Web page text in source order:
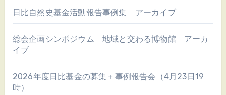
日比自然史基金活動報告事例集 アーカイブ
総会企画シンポジウム 地域と交わる博物館 アーカ
イブ
2026年度日比基金の募集＋事例報告会（4月23日19
時）